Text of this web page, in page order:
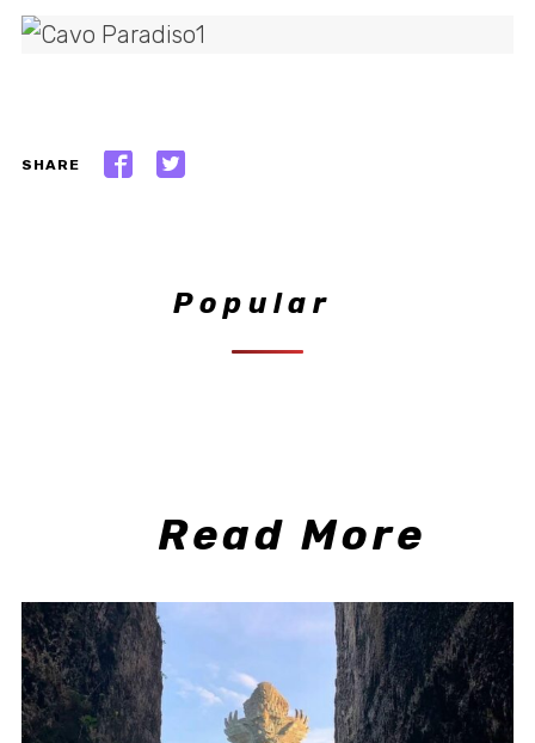
SHARE
Popular
Read More